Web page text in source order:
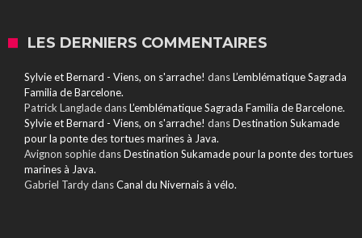
LES DERNIERS COMMENTAIRES
Sylvie et Bernard - Viens, on s'arrache! dansL’emblématique Sagrada
Familia de Barcelone.
Patrick LangladedansL’emblématique Sagrada Familia de Barcelone.
Sylvie et Bernard - Viens, on s'arrache! dansDestination Sukamade
pour la ponte des tortues marines à Java.
Avignon sophiedansDestination Sukamade pour la ponte des tortues
marines à Java.
Gabriel TardydansCanal du Nivernais à vélo.